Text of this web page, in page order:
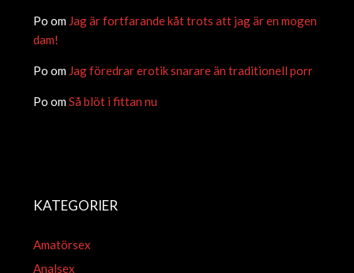
Po om Jag är fortfarande kåt trots att jag är en mogen
dam!
Po om Jag föredrar erotik snarare än traditionell porr
Po omSå blöt i fittan nu
KATEGORIER
Amatörsex
Analsex